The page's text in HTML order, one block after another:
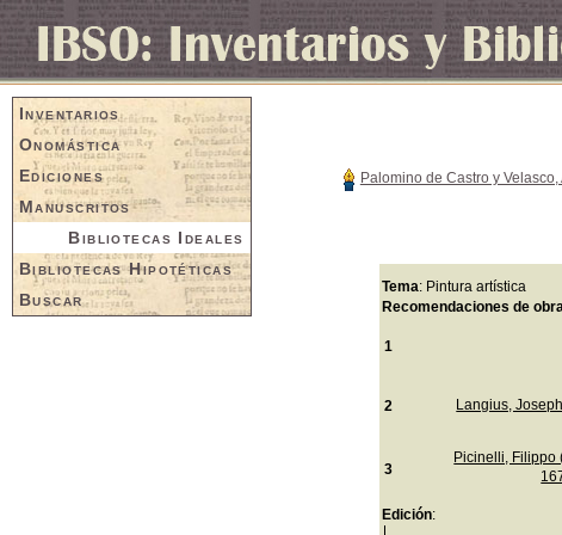
Inventarios
Onomástica
Ediciones
Manuscritos
Bibliotecas Ideales
Bibliotecas Hipotéticas
Buscar
Palomino de Castro y
Tema: Pintura artística
Recomendaciones de
1
2 Langius,
3
Picinelli, Filippo
Edición: